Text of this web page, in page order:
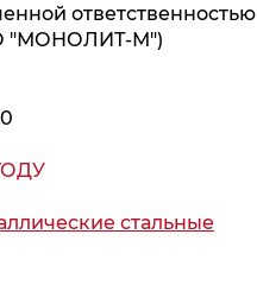
ответственностью
"МОНОЛИТ-М")
стальные